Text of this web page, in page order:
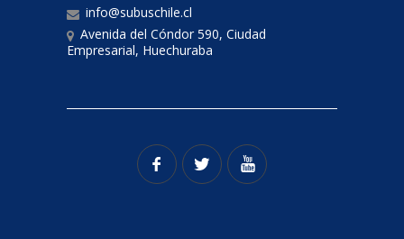
info@subuschile.cl
Avenida del Cóndor 590, Ciudad
Empresarial, Huechuraba